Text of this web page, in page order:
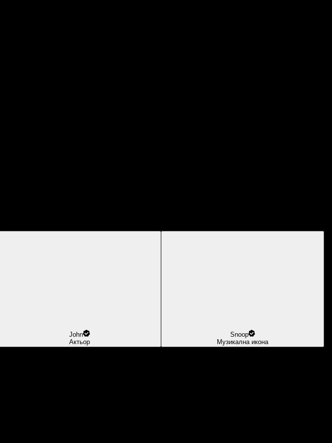
John
Актьор
Snoop
Музикална икона